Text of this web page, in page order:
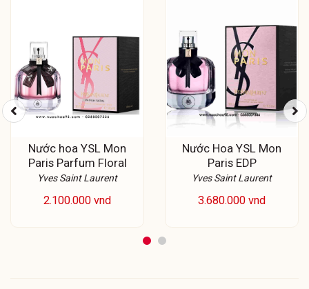
Nước hoa YSL Mon
Paris Parfum Floral
Yves Saint Laurent
2.100.000 vnd
Nước Hoa YSL Mon
Paris EDP
Yves Saint Laurent
3.680.000 vnd